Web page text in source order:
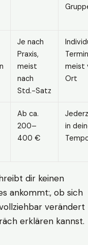
Je nach
Praxis,
meist
nach
Std.-Satz
meist
Ort
Ab ca.
200–
400 €
in
dir keinen
ankommt:, ob sich
verändert
erklären kannst.